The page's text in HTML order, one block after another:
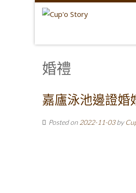
婚禮
嘉廬泳池邊證婚
Posted on 2022-11-03by